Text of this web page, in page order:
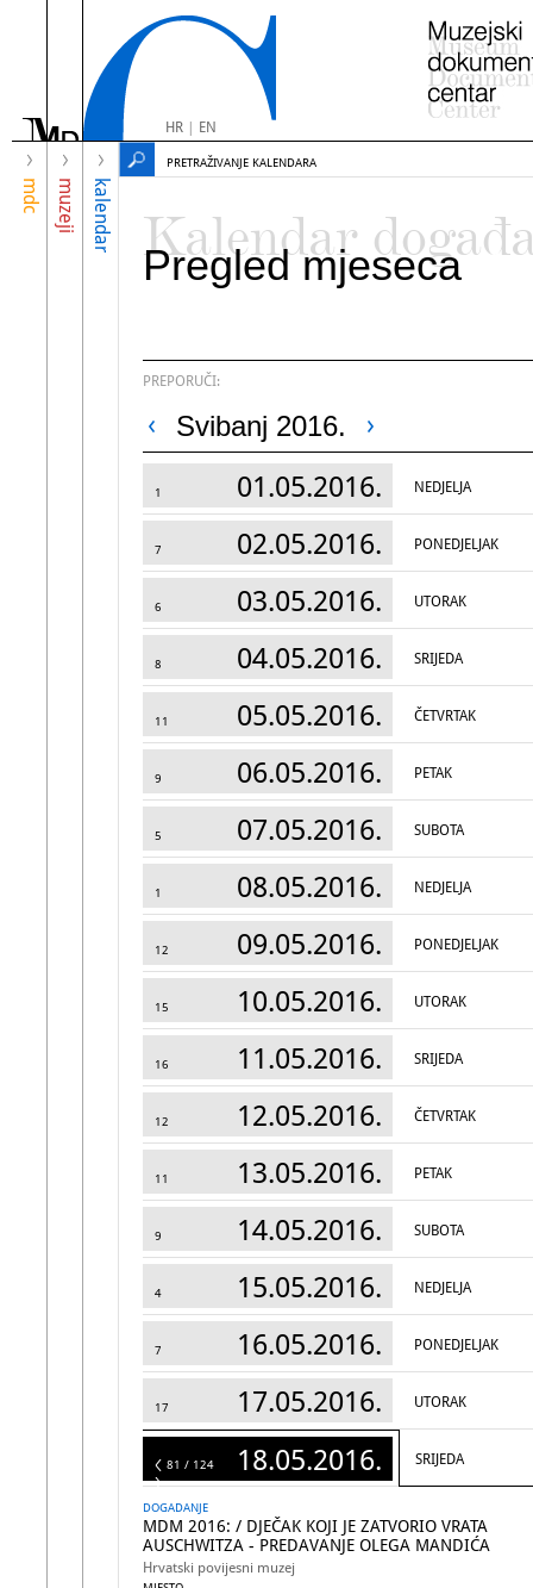
HR| EN
mdc muzeji kalendar
PRETRAŽIVANJE KALENDARA
Kalendar
Pregled mjeseca
PREPORUČI:
Svibanj 2016.
1 01.05.2016. NEDJELJA
7 02.05.2016. PONEDJELJAK
6 03.05.2016. UTORAK
8 04.05.2016. SRIJEDA
11 05.05.2016. ČETVRTAK
9 06.05.2016. PETAK
5 07.05.2016. SUBOTA
1 08.05.2016. NEDJELJA
12 09.05.2016. PONEDJELJAK
15 10.05.2016. UTORAK
16 11.05.2016. SRIJEDA
12 12.05.2016. ČETVRTAK
11 13.05.2016. PETAK
9 14.05.2016. SUBOTA
4 15.05.2016. NEDJELJA
7 16.05.2016. PONEDJELJAK
17 17.05.2016. UTORAK
124 18.05.2016. SRIJEDA
81 / 124
DOGADANJE
MDM 2016: / DJEČAK KOJI JE ZATVORIO VRATA
AUSCHWITZA - PREDAVANJE OLEGA MANDIĆA
Hrvatski povijesni muzej